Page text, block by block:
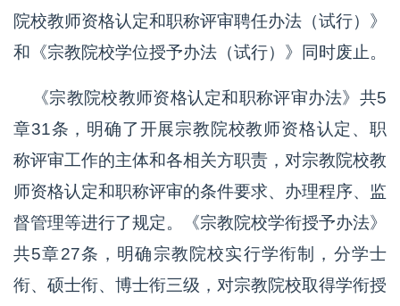
院校教师资格认定和职称评审聘任办法（试行）》
和《宗教院校学位授予办法（试行）》同时废止。
《宗教院校教师资格认定和职称评审办法》共5
章31条，明确了开展宗教院校教师资格认定、职
称评审工作的主体和各相关方职责，对宗教院校教
师资格认定和职称评审的条件要求、办理程序、监
督管理等进行了规定。《宗教院校学衔授予办法》
共5章27条，明确宗教院校实行学衔制，分学士
衔、硕士衔、博士衔三级，对宗教院校取得学衔授